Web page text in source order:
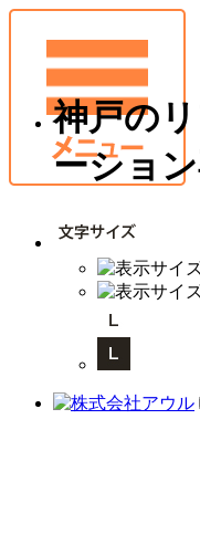
神戸の
ーショ